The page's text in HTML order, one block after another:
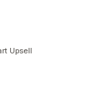
Upsell